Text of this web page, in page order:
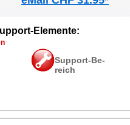
Ele­men­te:
Sup­port-Be­
reich